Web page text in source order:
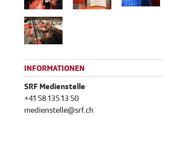
INFORMATIONEN
SRF Medienstelle
+41 58 135 13 50
medienstelle@srf.ch